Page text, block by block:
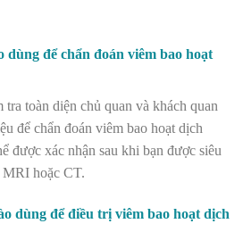
để chẩn đoán viêm bao hoạt
toàn diện chủ quan và khách quan
để chẩn đoán viêm bao hoạt dịch
được xác nhận sau khi bạn được siêu
hoặc CT.
dùng để điều trị viêm bao hoạt dịch